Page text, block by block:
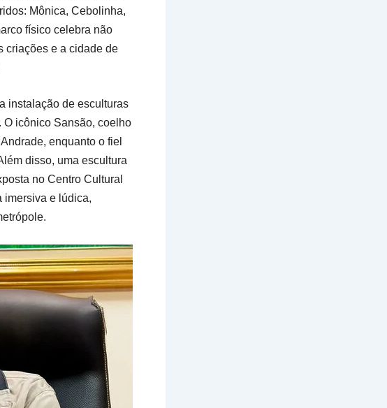
Mônica, Cebolinha,
físico celebra não
criações e a cidade de
instalação de esculturas
O icônico Sansão, coelho
enquanto o fiel
disso, uma escultura
no Centro Cultural
imersiva e lúdica,